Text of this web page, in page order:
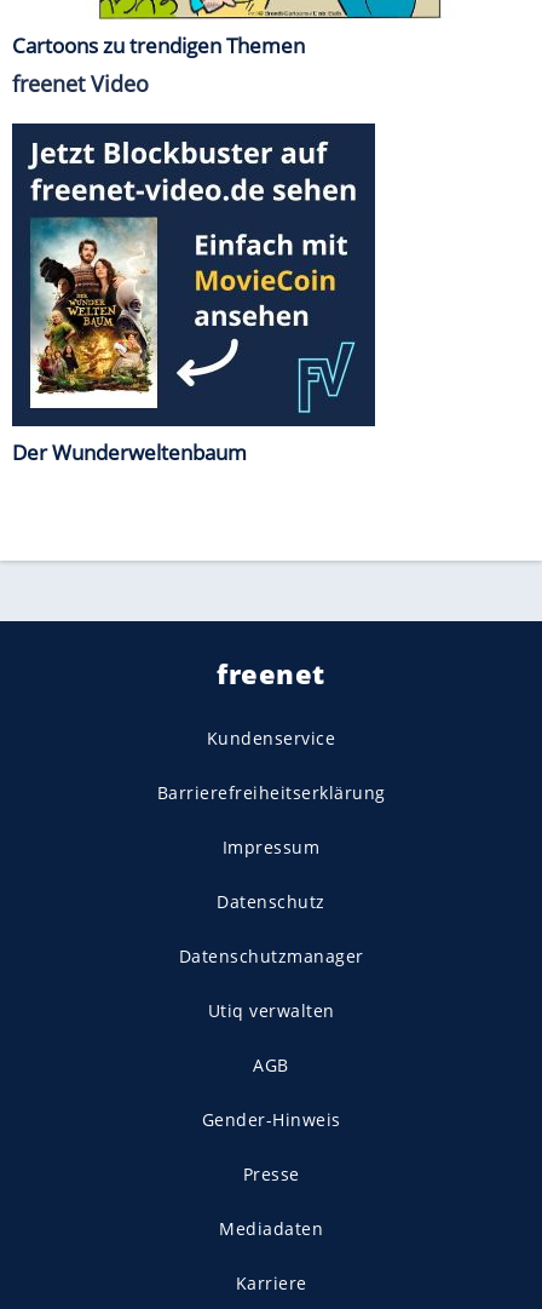
Cartoons zu trendigen Themen
freenet Video
Der Wunderweltenbaum
freenet
Kundenservice
Barrierefreiheitserklärung
Impressum
Datenschutz
Datenschutzmanager
Utiq verwalten
AGB
Gender-Hinweis
Presse
Mediadaten
Karriere